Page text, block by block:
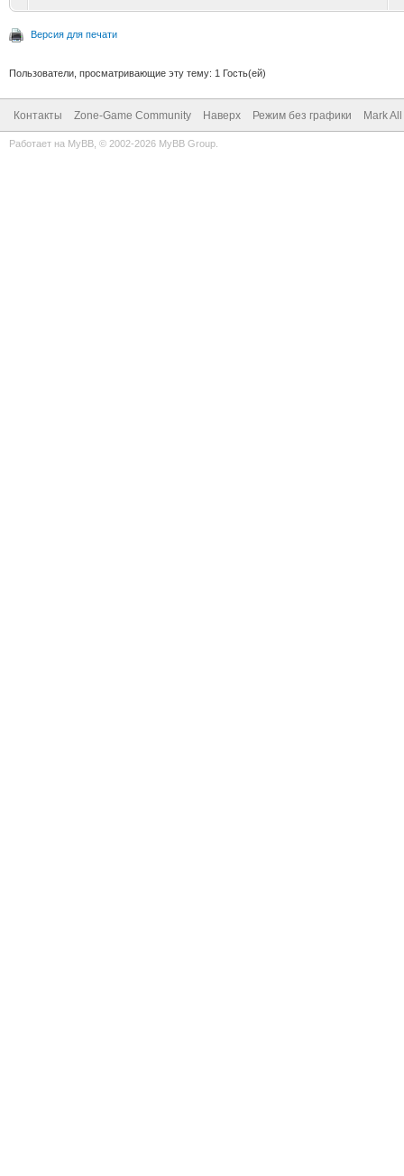
Версия для печати
Пользователи, просматривающие эту тему: 1 Гость(ей)
Контакты Zone-Game Community Наверх Режим без графики Mark
Работает на MyBB , © 2002-2026 MyBB Group